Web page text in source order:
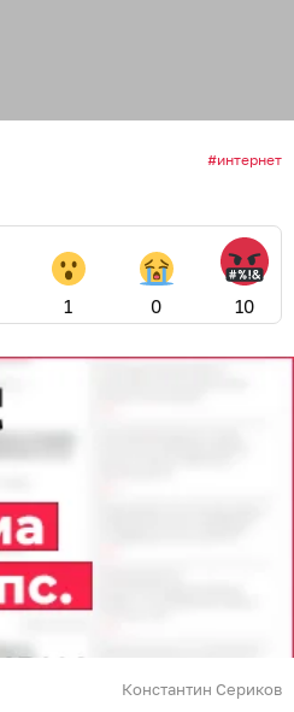
интернет
1 0 10
Константин Сериков